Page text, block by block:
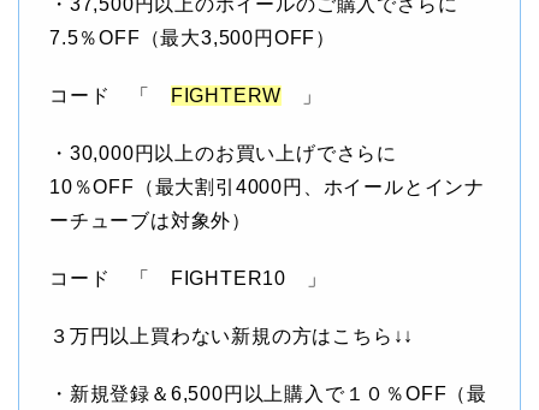
・37,500円以上のホイールのご購入でさらに
7.5％OFF（最大3,500円OFF）
コード 「 FIGHTERW 」
・30,000円以上のお買い上げでさらに
10％OFF（最大割引4000円、ホイールとインナ
ーチューブは対象外）
コード 「 FIGHTER10 」
３万円以上買わない新規の方はこちら↓↓
・新規登録＆6,500円以上購入で１０％OFF（最